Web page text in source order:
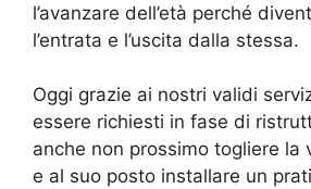
l’avanzare dell’età perché
l’entrata e l’uscita dalla stessa.
Oggi grazie ai nostri validi
essere richiesti in fase di
anche non prossimo togliere la
e al suo posto installare un